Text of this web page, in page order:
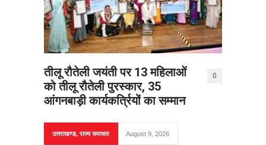
तीलू रौतेली जयंती पर 13 महिलाओं
को तीलू रौतेली पुरस्कार, 35
आंगनबाड़ी कार्यकर्त्रियों का सम्मान
0
उत्तराखण्ड,राज्य समाचार August 9, 2026